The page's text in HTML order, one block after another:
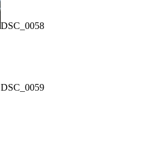
DSC_0058
DSC_0059